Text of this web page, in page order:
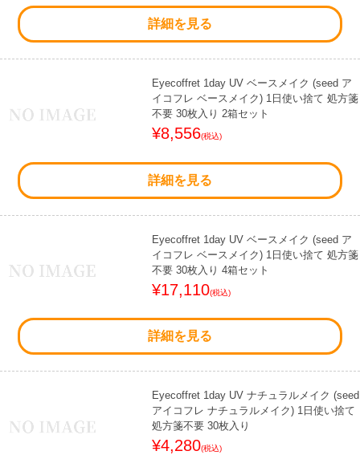
詳細を見る
Eyecoffret 1day UV ベースメイク (seed ア
イコフレ ベースメイク) 1日使い捨て 処方箋
不要 30枚入り 2箱セット
¥8,556(税込)
詳細を見る
Eyecoffret 1day UV ベースメイク (seed ア
イコフレ ベースメイク) 1日使い捨て 処方箋
不要 30枚入り 4箱セット
¥17,110(税込)
詳細を見る
Eyecoffret 1day UV ナチュラルメイク (seed
アイコフレ ナチュラルメイク) 1日使い捨て
処方箋不要 30枚入り
¥4,280(税込)